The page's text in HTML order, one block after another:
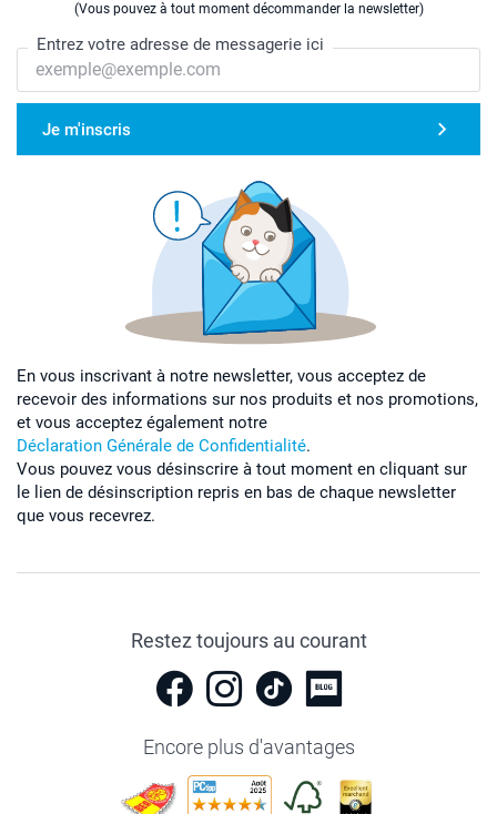
(Vous pouvez à tout moment décommander la newsletter)
Entrez votre adresse de messagerie ici
Je m'inscris
En vous inscrivant à notre newsletter, vous acceptez de
recevoir des informations sur nos produits et nos promotions,
et vous acceptez également notre
Déclaration Générale de Confidentialité.
Vous pouvez vous désinscrire à tout moment en cliquant sur
le lien de désinscription repris en bas de chaque newsletter
que vous recevrez.
Restez toujours au courant
Encore plus d'avantages